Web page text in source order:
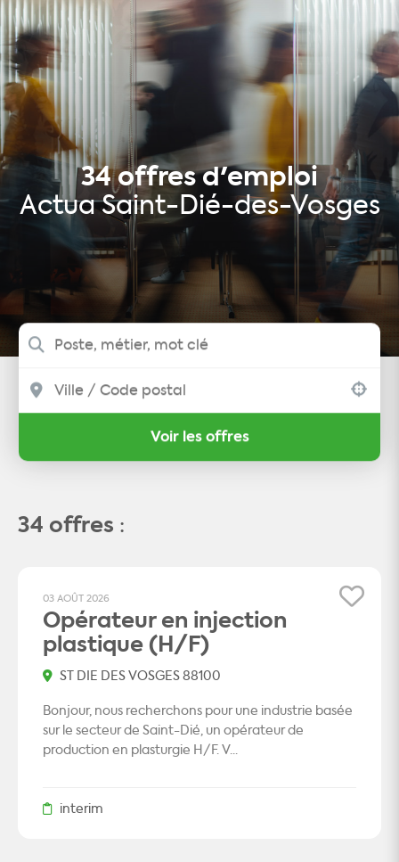
Postuler Recruter Actualités
Contact L'App Actua
Mes offres favoris
Nos agences
Groupe Actua
34 offres d'emploi
Actua Saint-Dié-des-Vosges
Voir les offres
34 offres :
03 AOÛT 2026
Opérateur en injection
plastique (H/F)
ST DIE DES VOSGES 88100
Bonjour, nous recherchons pour une industrie basée
sur le secteur de Saint-Dié, un opérateur de
production en plasturgie H/F. V...
interim